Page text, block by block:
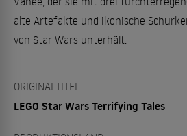
alte Artefakte und ikonische
von Star Wars unterhält.
ORIGINALTITEL
LEGO Star Wars Terrifying Tales